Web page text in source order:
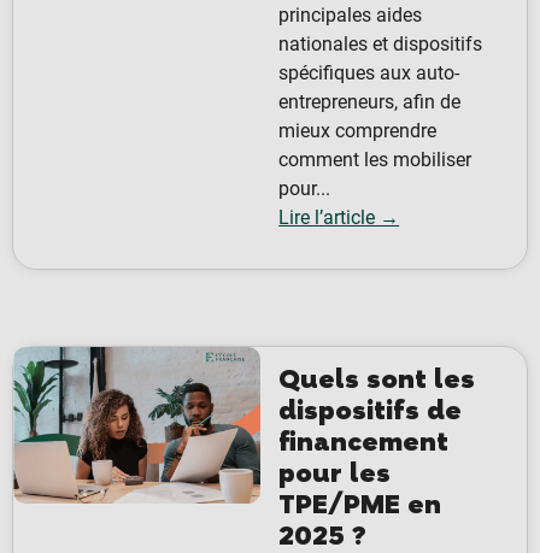
principales aides
nationales et dispositifs
spécifiques aux auto-
entrepreneurs, afin de
mieux comprendre
comment les mobiliser
pour...
Lire l’article →
Quels sont les
dispositifs de
financement
pour les
TPE/PME en
2025 ?